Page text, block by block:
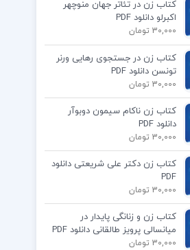
کتاب زن در تئاتر جهان منوچهر
اکبرلو دانلود PDF
30,000 تومان
کتاب زن در جستجوی رهایی ورنر
تونسن دانلود PDF
30,000 تومان
کتاب زن ناکام سیمون دوبوآر
دانلود PDF
30,000 تومان
کتاب زن دکتر علی شریعتی دانلود
PDF
30,000 تومان
کتاب زن و زنانگی پایدار در
میانسالی پرویز طالقانی دانلود PDF
30,000 تومان